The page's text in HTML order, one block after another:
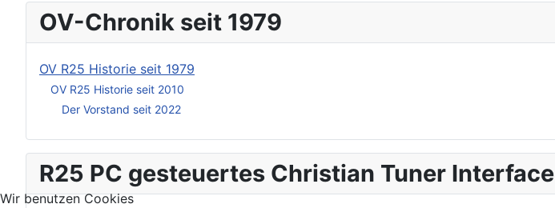
OV-Chronik seit 1979
OV R25 Historie seit 1979
OV R25 Historie seit 2010
Der Vorstand seit 2022
R25 PC gesteuertes Christian Tuner Interface
Wir benutzen Cookies